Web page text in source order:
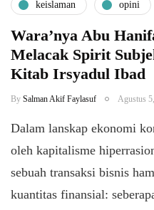
keislaman opini
Wara’nya Abu
Melacak Spirit
Kitab Irsyadul Ibad
By Salman Akif Faylasuf Agustus
Dalam lanskap ekonomi
oleh kapitalisme
sebuah transaksi bisnis
kuantitas finansial: